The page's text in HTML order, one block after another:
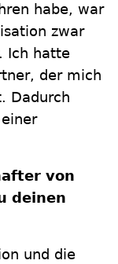
habe, war
zwar
Ich hatte
der mich
Dadurch
von
deinen
und die